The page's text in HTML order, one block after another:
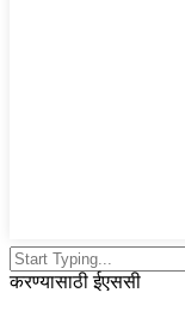
करण्यासाठी ईएससी